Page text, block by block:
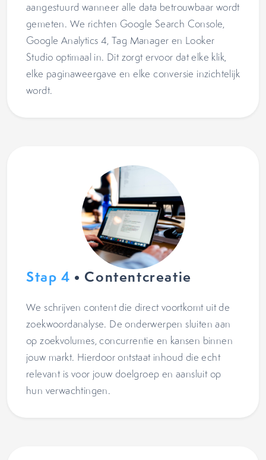
aangestuurd wanneer alle data betrouwbaar wordt
gemeten. We richten Google Search Console,
Google Analytics 4, Tag Manager en Looker
Studio optimaal in. Dit zorgt ervoor dat elke klik,
elke paginaweergave en elke conversie inzichtelijk
wordt.
Stap 4 • Contentcreatie
We schrijven content die direct voortkomt uit de
zoekwoordanalyse. De onderwerpen sluiten aan
op zoekvolumes, concurrentie en kansen binnen
jouw markt. Hierdoor ontstaat inhoud die echt
relevant is voor jouw doelgroep en aansluit op
hun verwachtingen.